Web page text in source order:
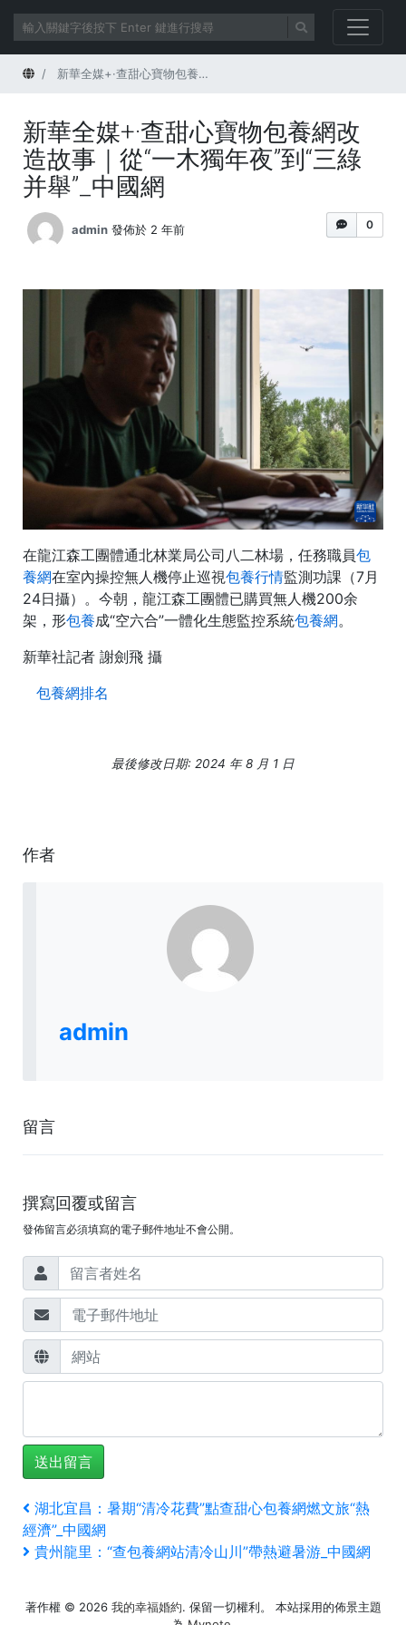
首頁 新華全媒+·查甜心寶物包養網改造故事｜從“一木獨年夜”到“三綠并舉”_中國網
新華全媒+·查甜心寶物包養網改
造故事｜從“一木獨年夜”到“三綠
并舉”_中國網
0
admin 發佈於 2 年前
在龍江森工團體通北林業局公司八二林場，任務職員包
養網在室內操控無人機停止巡視包養行情監測功課（7月
24日攝）。今朝，龍江森工團體已購買無人機200余
架，形包養成“空六合”一體化生態監控系統包養網。
新華社記者 謝劍飛 攝
包養網排名
最後修改日期: 2024 年 8 月 1 日
作者
admin
留言
撰寫回覆或留言
發佈留言必須填寫的電子郵件地址不會公開。
文
章
覽
上
一
篇
湖北宜昌：暑期“清冷花費”點查甜心包養網燃文旅“熱
經濟”_中國網
下
文
貴州龍里：“查包養網站清冷山川”帶熱避暑游_中國網
著作權 © 2026 我的幸福婚約. 保留一切權利。 本站採用的佈景主題